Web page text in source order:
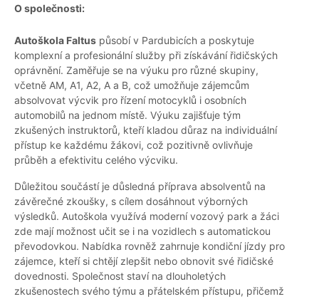
O společnosti:
Autoškola Faltus působí v Pardubicích a poskytuje
komplexní a profesionální služby při získávání řidičských
oprávnění. Zaměřuje se na výuku pro různé skupiny,
včetně AM, A1, A2, A a B, což umožňuje zájemcům
absolvovat výcvik pro řízení motocyklů i osobních
automobilů na jednom místě. Výuku zajišťuje tým
zkušených instruktorů, kteří kladou důraz na individuální
přístup ke každému žákovi, což pozitivně ovlivňuje
průběh a efektivitu celého výcviku.
Důležitou součástí je důsledná příprava absolventů na
závěrečné zkoušky, s cílem dosáhnout výborných
výsledků. Autoškola využívá moderní vozový park a žáci
zde mají možnost učit se i na vozidlech s automatickou
převodovkou. Nabídka rovněž zahrnuje kondiční jízdy pro
zájemce, kteří si chtějí zlepšit nebo obnovit své řidičské
dovednosti. Společnost staví na dlouholetých
zkušenostech svého týmu a přátelském přístupu, přičemž